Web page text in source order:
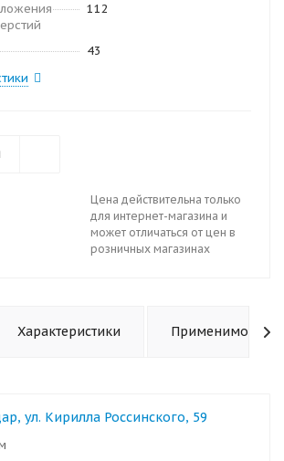
112
43
Цена действительна только
для интернет-магазина и
может отличаться от цен в
розничных магазинах
Характеристики Применимость
ул. Кирилла Россинского, 59